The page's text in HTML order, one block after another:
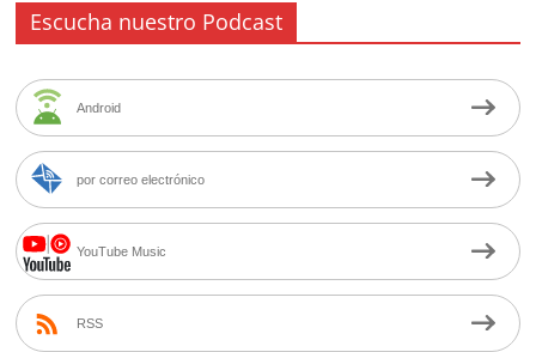
Escucha nuestro Podcast
Android
por correo electrónico
YouTube Music
RSS